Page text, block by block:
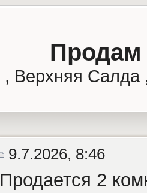
Продам
, Верхняя Салда
9.7.2026, 8:46
Продается 2